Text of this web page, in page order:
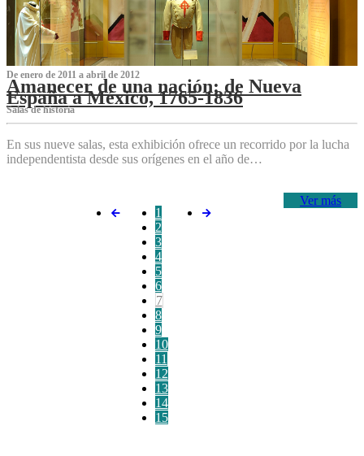
De enero de 2011 a abril de 2012
Amanecer de una nación: de Nueva
España a México, 1765-1836
Salas de historia
En sus nueve salas, esta exhibición ofrece un recorrido por la lucha
independentista desde sus orígenes en el año de…
Ver más
1
2
3
4
5
6
7
8
9
10
11
12
13
14
15